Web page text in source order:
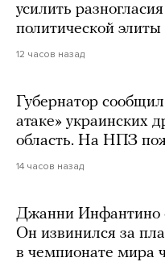
усилить
политической элиты
12 часов назад
Губернатор
атаке» украинских
область. На НПЗ
14 часов назад
Джанни Инфантино
Он извинился за
в чемпионате мира